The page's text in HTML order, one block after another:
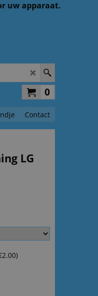
uw apparaat.
0
Contact
LG
)